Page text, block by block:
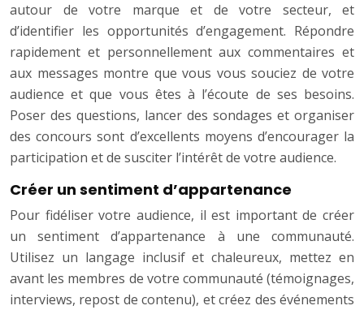
autour de votre marque et de votre secteur, et
d’identifier les opportunités d’engagement. Répondre
rapidement et personnellement aux commentaires et
aux messages montre que vous vous souciez de votre
audience et que vous êtes à l’écoute de ses besoins.
Poser des questions, lancer des sondages et organiser
des concours sont d’excellents moyens d’encourager la
participation et de susciter l’intérêt de votre audience.
Créer un sentiment d’appartenance
Pour fidéliser votre audience, il est important de créer
un sentiment d’appartenance à une communauté.
Utilisez un langage inclusif et chaleureux, mettez en
avant les membres de votre communauté (témoignages,
interviews, repost de contenu), et créez des événements